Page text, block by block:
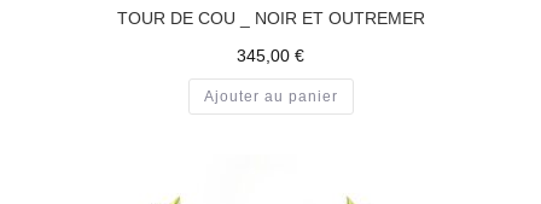
TOUR DE COU _ NOIR ET OUTREMER
345,00 €
Ajouter au panier